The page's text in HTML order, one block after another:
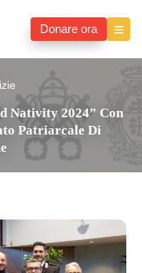
Donare ora
Nativity 2024” Con
Patriarcale Di